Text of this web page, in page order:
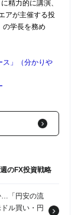
精力的に講演、
アが主催する投
の学長を務め
ス」（分かりや
のFX投資戦略
…「円安の流
ル買い・円